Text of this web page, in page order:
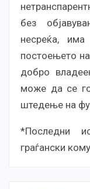
без
несреќа,
постоењето
добро
може да се
штедење на
*Последни
граѓански